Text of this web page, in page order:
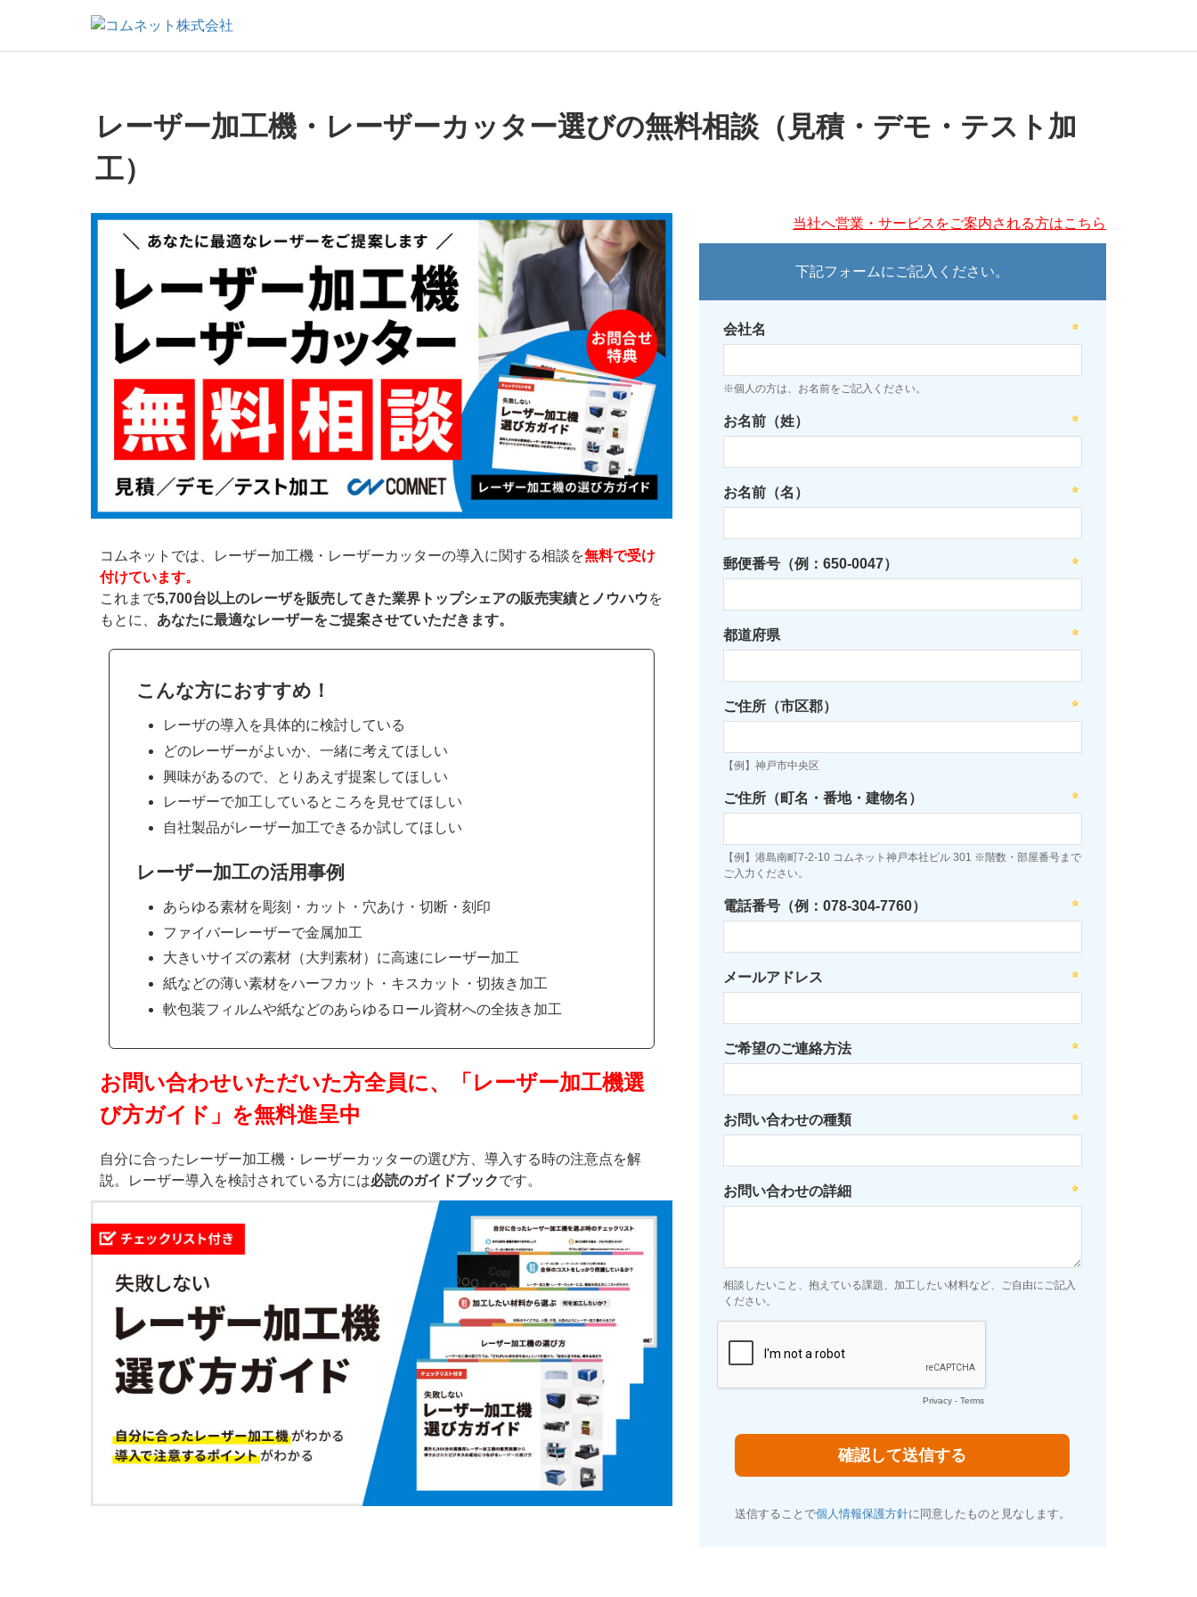
レーザー加工機・レーザーカッター選びの無料相談（見積・デモ・テスト加
工）
コムネットでは、レーザー加工機・レーザーカッターの導入に関する相談を無料で受け
付けています。
これまで5,700台以上のレーザを販売してきた業界トップシェアの販売実績とノウハウを
もとに、 あなたに最適なレーザーをご提案させていただきます。
こんな方におすすめ！
レーザの導入を具体的に検討している
どのレーザーがよいか、一緒に考えてほしい
興味があるので、とりあえず提案してほしい
レーザーで加工しているところを見せてほしい
自社製品がレーザー加工できるか試してほしい
レーザー加工の活用事例
あらゆる素材を彫刻・カット・穴あけ・切断・刻印
ファイバーレーザーで金属加工
大きいサイズの素材（大判素材）に高速にレーザー加工
紙などの薄い素材をハーフカット・キスカット・切抜き加工
軟包装フィルムや紙などのあらゆるロール資材への全抜き加工
お問い合わせいただいた方全員に、「レーザー加工機選
び方ガイド」を無料進呈中
自分に合ったレーザー加工機・レーザーカッターの選び方、導入する時の注意点を解
説。レーザー導入を検討されている方には必読のガイドブックです。
当社へ営業・サービスをご案内される方はこちら
下記フォームにご記入ください。
会社名
※個人の方は、お名前をご記入ください。
お名前（姓）
お名前（名）
郵便番号（例：650-0047）
都道府県
ご住所（市区郡）
【例】神戸市中央区
ご住所（町名・番地・建物名）
【例】港島南町7-2-10 コムネット神戸本社ビル 301 ※階数・部屋番号まで
ご入力ください。
電話番号（例：078-304-7760）
メールアドレス
ご希望のご連絡方法
お問い合わせの種類
お問い合わせの詳細
相談したいこと、抱えている課題、加工したい材料など、ご自由にご記入
ください。
Privacy- Terms
送信することで個人情報保護方針に同意したものと見なします。